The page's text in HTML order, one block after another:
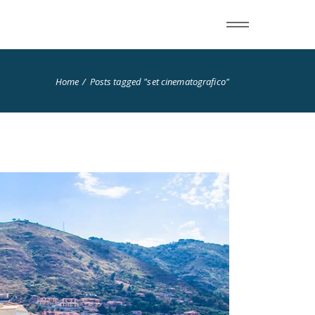
Home Posts tagged "set cinematografico"